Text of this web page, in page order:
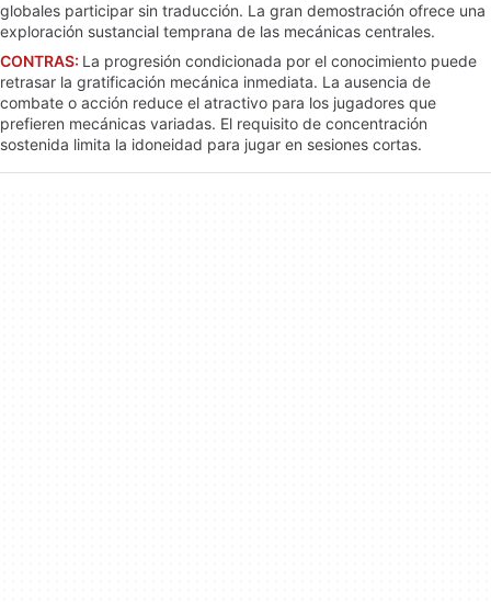
globales participar sin traducción. La gran demostración ofrece una
exploración sustancial temprana de las mecánicas centrales.
CONTRAS: La progresión condicionada por el conocimiento puede
retrasar la gratificación mecánica inmediata. La ausencia de
combate o acción reduce el atractivo para los jugadores que
prefieren mecánicas variadas. El requisito de concentración
sostenida limita la idoneidad para jugar en sesiones cortas.